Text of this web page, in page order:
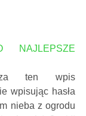
ten wpis
wpisując hasła
nieba z ogrodu